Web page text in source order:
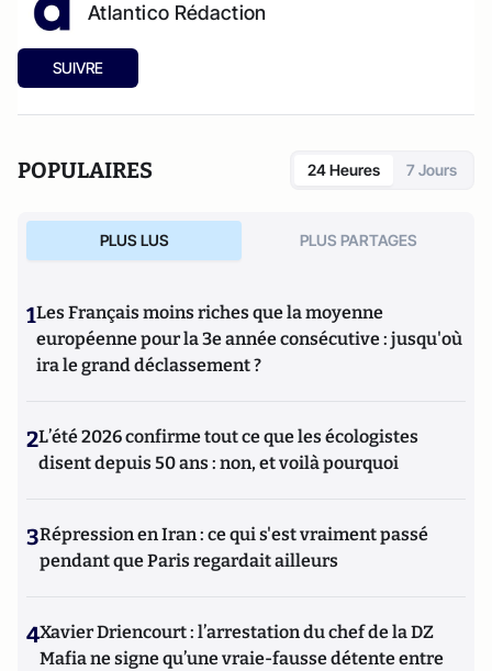
Atlantico Rédaction
SUIVRE
POPULAIRES 24 Heures 7 Jours
PLUS LUS PLUS PARTAGES
1Les Français moins riches que la moyenne
européenne pour la 3e année consécutive : jusqu'où
ira le grand déclassement ?
2L’été 2026 confirme tout ce que les écologistes
disent depuis 50 ans : non, et voilà pourquoi
3Répression en Iran : ce qui s'est vraiment passé
pendant que Paris regardait ailleurs
4Xavier Driencourt : l’arrestation du chef de la DZ
Mafia ne signe qu’une vraie-fausse détente entre